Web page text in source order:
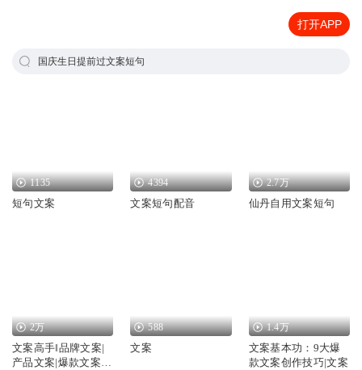
打开APP
国庆生日提前过文案短句
1135
短句文案
4394
文案短句配音
2.7万
仙丹自用文案短句
2万
文案高手‖品牌文案|
产品文案|爆款文案‖
588
文案
1.4万
文案基本功：9大爆
款文案创作技巧|文案